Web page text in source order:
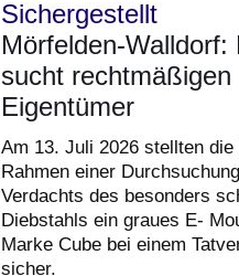
Sichergestellt
Mörfelden-Walldorf:
sucht rechtmäßigen
Eigentümer
Am 13. Juli 2026 stellten die
Rahmen einer
Verdachts des besonders
Diebstahls ein graues E-
Marke Cube bei einem
sicher.